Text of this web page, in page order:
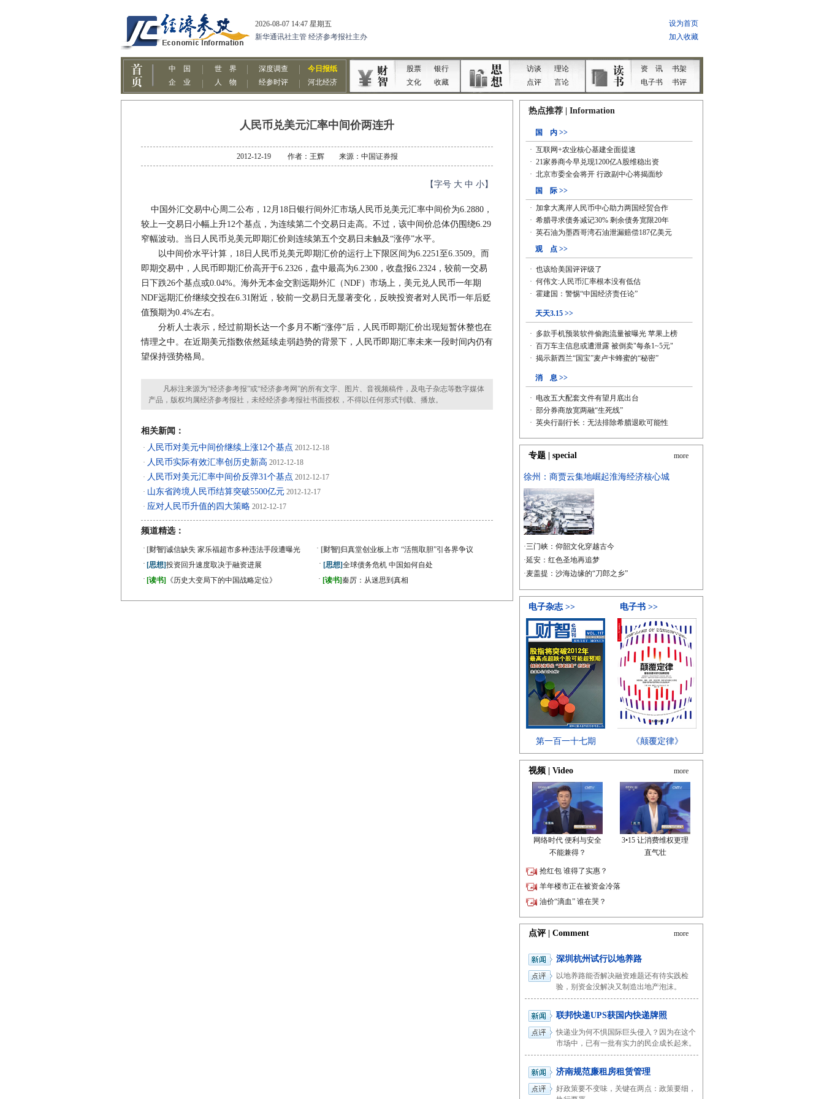
人民币兑美元汇率中间价两连升
2012-12-19 作者：王辉 来源：中国证券报
【字号 大 中 小】
中国外汇交易中心周二公布，12月18日银行间外汇市场人民币兑美元汇率中间价为6.2880，
较上一交易日小幅上升12个基点，为连续第二个交易日走高。不过，该中间价总体仍围绕6.29
窄幅波动。当日人民币兑美元即期汇价则连续第五个交易日未触及“涨停”水平。
以中间价水平计算，18日人民币兑美元即期汇价的运行上下限区间为6.2251至6.3509。而
即期交易中，人民币即期汇价高开于6.2326，盘中最高为6.2300，收盘报6.2324，较前一交易
日下跌26个基点或0.04%。海外无本金交割远期外汇（NDF）市场上，美元兑人民币一年期
NDF远期汇价继续交投在6.31附近，较前一交易日无显著变化，反映投资者对人民币一年后贬
值预期为0.4%左右。
分析人士表示，经过前期长达一个多月不断“涨停”后，人民币即期汇价出现短暂休整也在
情理之中。在近期美元指数依然延续走弱趋势的背景下，人民币即期汇率未来一段时间内仍有
望保持强势格局。
凡标注来源为“经济参考报”或“经济参考网”的所有文字、图片、音视频稿件，及电子杂志等数字媒体
产品，版权均属经济参考报社，未经经济参考报社书面授权，不得以任何形式刊载、播放。
相关新闻：
· 人民币对美元中间价继续上涨12个基点 2012-12-18
· 人民币实际有效汇率创历史新高 2012-12-18
· 人民币对美元汇率中间价反弹31个基点 2012-12-17
· 山东省跨境人民币结算突破5500亿元 2012-12-17
· 应对人民币升值的四大策略 2012-12-17
频道精选：
· [财智]诚信缺失 家乐福超市多种违法手段遭曝光 · [财智] 归真堂创业板上市 “活熊取胆”引各界争议
· [思想]投资回升速度取决于融资进展 · [思想]全球债务危机 中国如何自处
· [读书] 《历史大变局下的中国战略定位》 · [读书]秦厉：从迷思到真相